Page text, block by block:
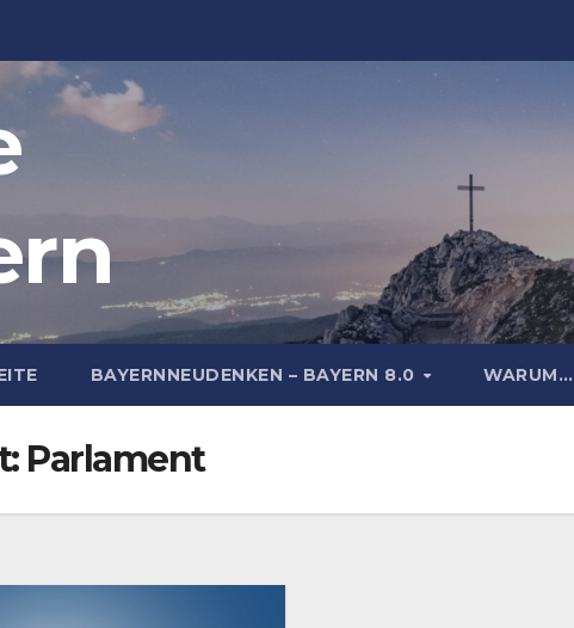
BAYERNNEUDENKEN – BAYERN 8.0 WARUM…
Parlament